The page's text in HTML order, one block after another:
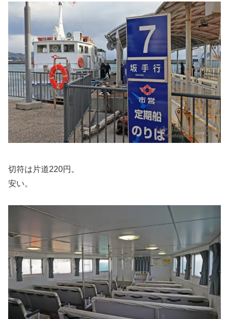
切符は片道220円。
安い。